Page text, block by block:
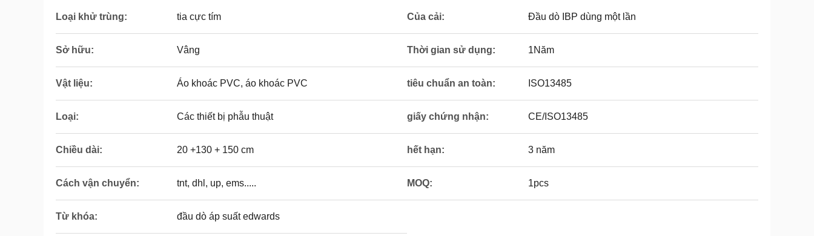
Loại khử trùng: tia cực tím Của cải: Đầu dò IBP dùng một lần
Sở hữu: Vâng Thời gian sử dụng: 1Năm
Vật liệu: Áo khoác PVC, áo khoác PVC tiêu chuẩn an toàn: ISO13485
Loại: Các thiết bị phẫu thuật giấy chứng nhận: CE/ISO13485
Chiều dài: 20 +130 + 150 cm hết hạn: 3 năm
Cách vận chuyển: tnt, dhl, up, ems..... MOQ: 1pcs
Từ khóa: đầu dò áp suất edwards